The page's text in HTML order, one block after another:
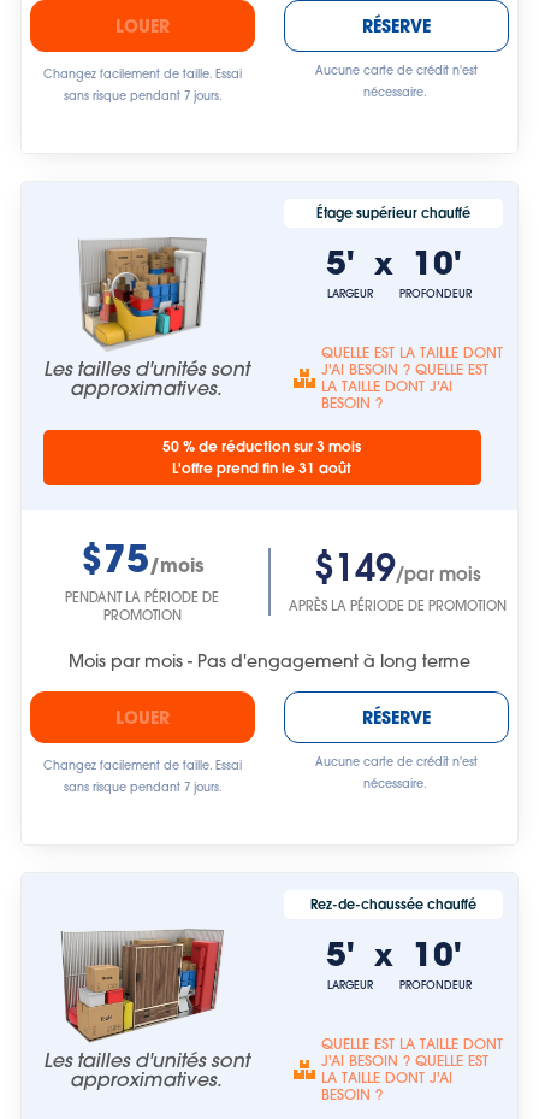
LOUER
Changez facilement de taille. Essai
sans risque pendant 7 jours.
RÉSERVE
Aucune carte de crédit n'est
nécessaire.
Les tailles d'unités sont
approximatives.
Étage supérieur chauffé
5'
LARGEUR
x 10'
PROFONDEUR
QUELLE EST LA TAILLE DONT
J'AI BESOIN ? QUELLE EST
LA TAILLE DONT J'AI
BESOIN ?
50 % de réduction sur 3 mois
L'offre prend fin le 31 août
$75/mois
PENDANT LA PÉRIODE DE
PROMOTION
$149/par mois
APRÈS LA PÉRIODE DE PROMOTION
Mois par mois - Pas d'engagement à long terme
LOUER
Changez facilement de taille. Essai
sans risque pendant 7 jours.
RÉSERVE
Aucune carte de crédit n'est
nécessaire.
Les tailles d'unités sont
approximatives.
Rez-de-chaussée chauffé
5'
LARGEUR
x 10'
PROFONDEUR
QUELLE EST LA TAILLE DONT
J'AI BESOIN ? QUELLE EST
LA TAILLE DONT J'AI
BESOIN ?